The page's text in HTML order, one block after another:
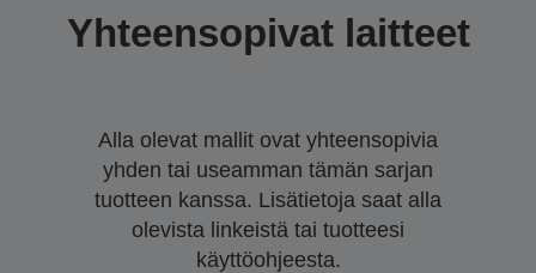
Yhteensopivat laitteet
Alla olevat mallit ovat yhteensopivia
yhden tai useamman tämän sarjan
tuotteen kanssa. Lisätietoja saat alla
olevista linkeistä tai tuotteesi
käyttöohjeesta.